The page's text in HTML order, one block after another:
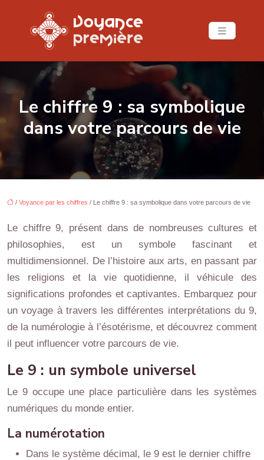
Le chiffre 9 : sa symbolique
dans votre parcours de vie
/ Voyance par les chiffres / Le chiffre 9 : sa symbolique dans votre parcours de vie
Le chiffre 9, présent dans de nombreuses cultures et
philosophies, est un symbole fascinant et
multidimensionnel. De l’histoire aux arts, en passant par
les religions et la vie quotidienne, il véhicule des
significations profondes et captivantes. Embarquez pour
un voyage à travers les différentes interprétations du 9,
de la numérologie à l’ésotérisme, et découvrez comment
il peut influencer votre parcours de vie.
Le 9 : un symbole universel
Le 9 occupe une place particulière dans les systèmes
numériques du monde entier.
La numérotation
Dans le système décimal, le 9 est le dernier chiffre